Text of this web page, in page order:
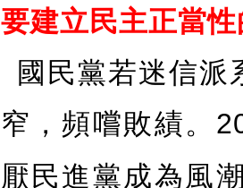
要建立民主正當
國民黨若迷信派
窄，頻嚐敗績。
厭民進黨成為風